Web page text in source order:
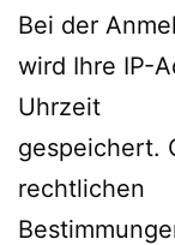
Bei der
wird Ihre IP-
Uhrzeit
gespeichert.
rechtlichen